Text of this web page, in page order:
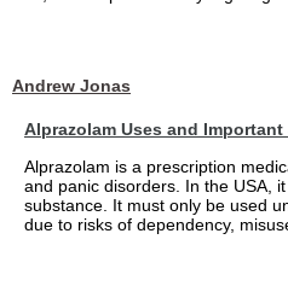
Andrew Jonas
Alprazolam Uses and
Alprazolam is a prescription
and panic disorders. In the USA,
substance. It must only be used
due to risks of dependency,